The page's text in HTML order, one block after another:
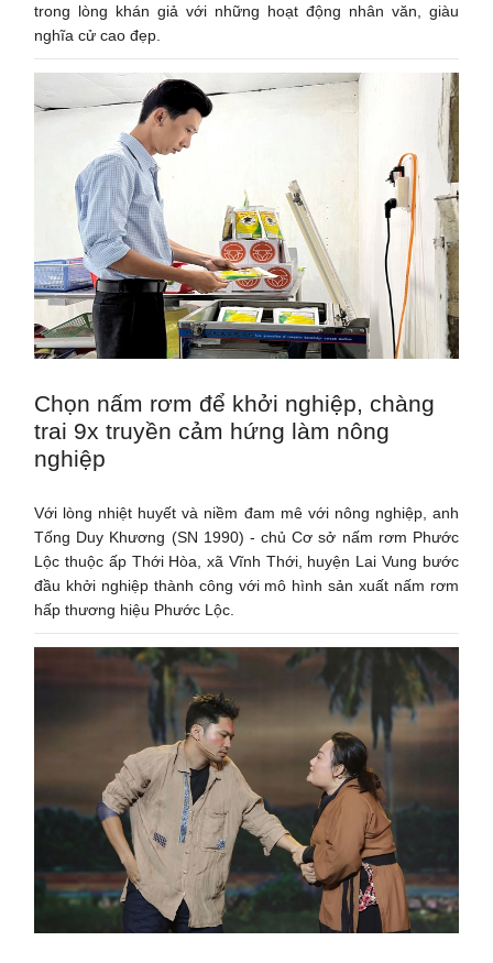
trong lòng khán giả với những hoạt động nhân văn, giàu
nghĩa cử cao đẹp.
Chọn nấm rơm để khởi nghiệp, chàng
trai 9x truyền cảm hứng làm nông
nghiệp
Với lòng nhiệt huyết và niềm đam mê với nông nghiệp, anh
Tống Duy Khương (SN 1990) - chủ Cơ sở nấm rơm Phước
Lộc thuộc ấp Thới Hòa, xã Vĩnh Thới, huyện Lai Vung bước
đầu khởi nghiệp thành công với mô hình sản xuất nấm rơm
hấp thương hiệu Phước Lộc.